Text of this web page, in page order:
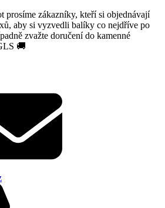
prosíme zákazníky, kteří si objednávají
aby si vyzvedli balíky co nejdříve po
zvažte doručení do kamenné
🚚